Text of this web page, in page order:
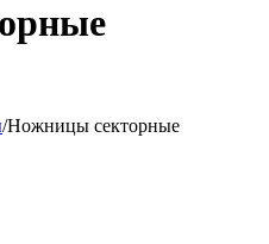
/Ножницы секторные